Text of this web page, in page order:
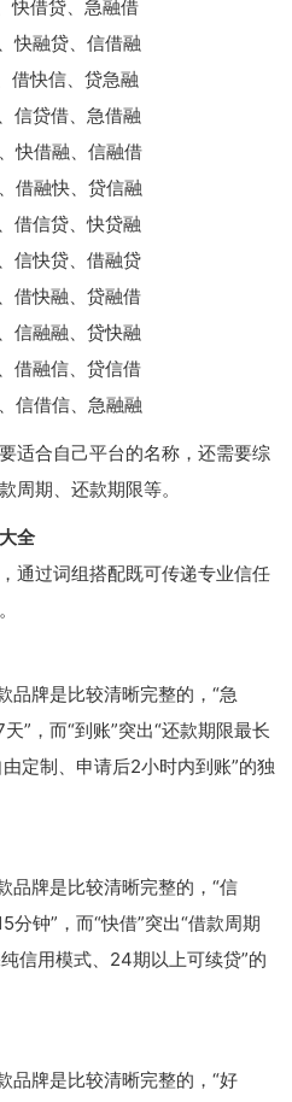
快借贷、急融借
快融贷、信借融
借快信、贷急融
信贷借、急借融
快借融、信融借
借融快、贷信融
借信贷、快贷融
信快贷、借融贷
借快融、贷融借
信融融、贷快融
借融信、贷信借
信借信、急融融
适合自己平台的名称，还需要综
周期、还款期限等。
全
通过词组搭配既可传递专业信任
品牌是比较清晰完整的，“急
”，而“到账”突出“还款期限最长
定制、申请后2小时内到账”的独
品牌是比较清晰完整的，“信
分钟”，而“快借”突出“借款周期
信用模式、24期以上可续贷”的
品牌是比较清晰完整的，“好